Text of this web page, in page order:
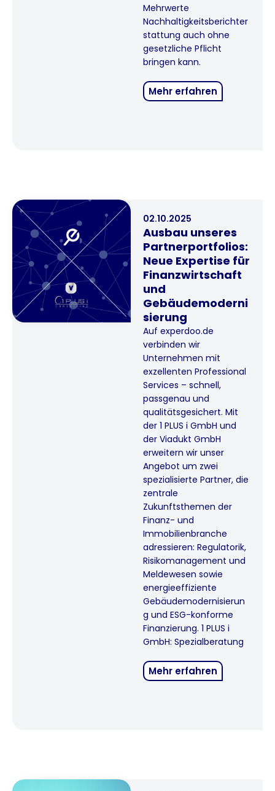
Mehrwerte
Nachhaltigkeitsberichter
stattung auch ohne
gesetzliche Pflicht
bringen kann.
Mehr erfahren
02.10.2025
Ausbau unseres
Partnerportfolios:
Neue Expertise für
Finanzwirtschaft
und
Gebäudemoderni
sierung
Auf experdoo.de
verbinden wir
Unternehmen mit
exzellenten Professional
Services – schnell,
passgenau und
qualitätsgesichert. Mit
der 1 PLUS i GmbH und
der Viadukt GmbH
erweitern wir unser
Angebot um zwei
spezialisierte Partner, die
zentrale
Zukunftsthemen der
Finanz- und
Immobilienbranche
adressieren: Regulatorik,
Risikomanagement und
Meldewesen sowie
energieeffiziente
Gebäudemodernisierun
g und ESG-konforme
Finanzierung. 1 PLUS i
GmbH: Spezialberatung
Mehr erfahren